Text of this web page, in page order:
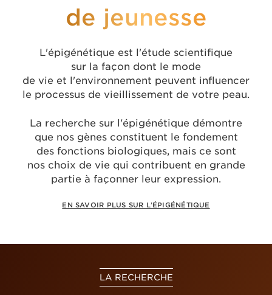
de jeunesse
L'épigénétique est l'étude scientifique
sur la façon dont le mode
de vie et l'environnement peuvent influencer
le processus de vieillissement de votre peau.
La recherche sur l'épigénétique démontre
que nos gènes constituent le fondement
des fonctions biologiques, mais ce sont
nos choix de vie qui contribuent en grande
partie à façonner leur expression.
EN SAVOIR PLUS SUR L’ÉPIGÉNÉTIQUE
LA RECHERCHE